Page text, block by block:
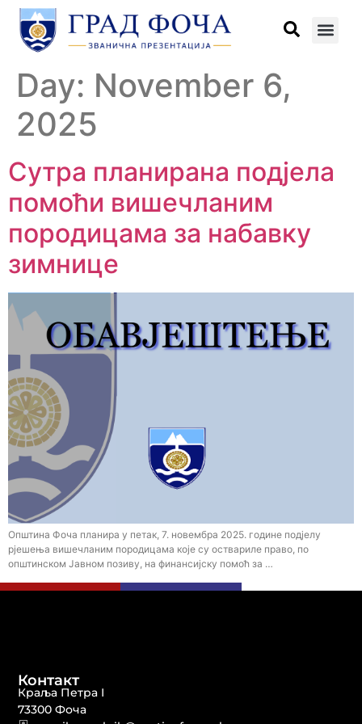
Day: November 6,
2025
Сутра планирана подјела
помоћи вишечланим
породицама за набавку
зимнице
Општина Фоча планира у петак, 7. новембра 2025. године подјелу
рјешења вишечланим породицама које су оствариле право, по
општинском Јавном позиву, на финансијску помоћ за …
Контакт
Краља Петра I
73300 Фоча